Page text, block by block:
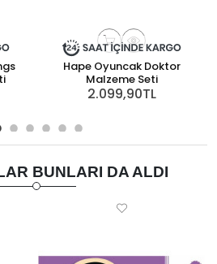
Hape Oyuncak Doktor
Malzeme Seti
2.099,90TL
BUNLARI DA ALDI